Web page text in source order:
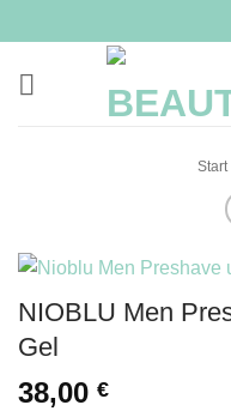
Inhalt
springen
Start
NIOBLU Men
Gel
38,00 €